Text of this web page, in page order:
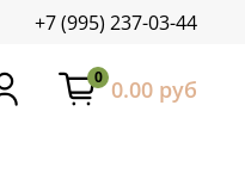
+7 (995) 237-03-44
0 0.00 руб